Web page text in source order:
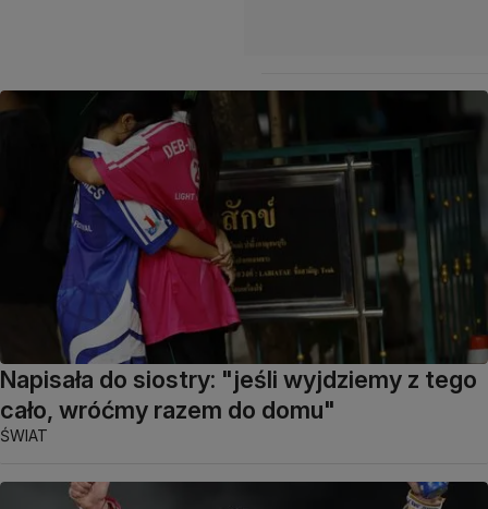
Napisała do siostry: "jeśli wyjdziemy z tego
cało, wróćmy razem do domu"
ŚWIAT